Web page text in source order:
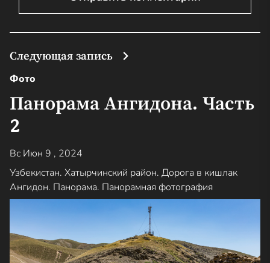
Следующая запись
Фото
Панорама Ангидона. Часть
2
Вс Июн 9 , 2024
Узбекистан. Хатырчинский район. Дорога в кишлак
Ангидон. Панорама. Панорамная фотография